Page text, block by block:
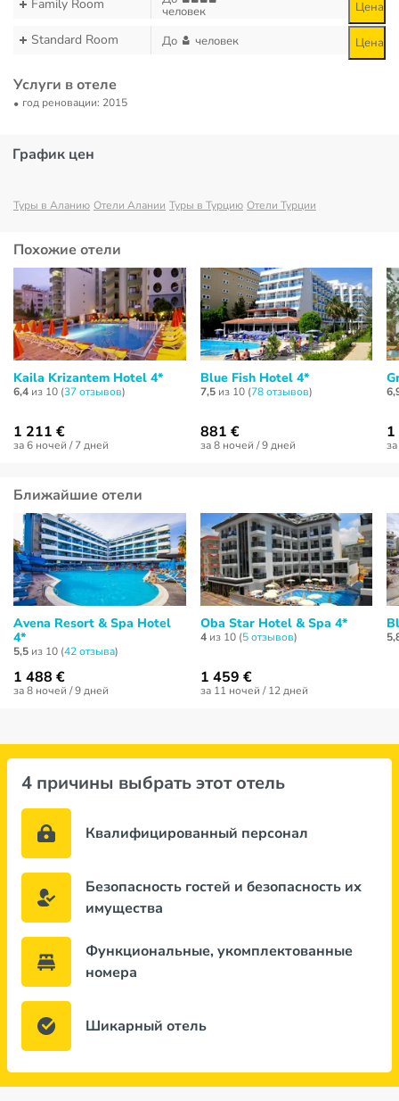
Family Room человек Цена
Standard Room До человек Цена
Услуги в отеле
год реновации: 2015
График цен
Туры в Аланию Отели Алании Туры в Турцию Отели Турции
Похожие отели
Kaila Krizantem Hotel 4*
6,4 из 10 (37 отзывов)
1 211 €
за 6 ночей / 7 дней
Blue Fish Hotel 4*
7,5из 10 (78 отзывов)
881 €
за 8 ночей / 9 дней
Ближайшие отели
Avena Resort & Spa Hotel
4*
5,5 из 10 (42 отзывa)
1 488 €
за 8 ночей / 9 дней
Oba Star Hotel & Spa 4*
4из 10 (5 отзывов)
1 459 €
за 11 ночей / 12 дней
4 причины выбрать этот отель
Квалифицированный персонал
Безопасность гостей и безопасность их
имущества
Функциональные, укомплектованные
номера
Шикарный отель